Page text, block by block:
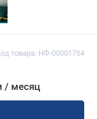
товара: НФ-00001754
/ месяц